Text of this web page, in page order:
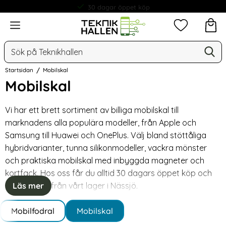
30 dagar öppet köp
Meny
Sök
Mina
Startsidan Mobilskal
Mobilskal
till
produkter
Läs mer
Vi har ett brett sortiment av billiga mobilskal till
marknadens alla populära modeller, från Apple och
Samsung till Huawei och OnePlus. Välj bland stöttåliga
hybridvarianter, tunna silikonmodeller, vackra mönster
och praktiska mobilskal med inbyggda magneter och
kortfack. Hos oss får du alltid 30 dagars öppet köp och
snabb frakt från vårt lager i Nässjö.
Underkategorier
Mobilfodral Mobilskal